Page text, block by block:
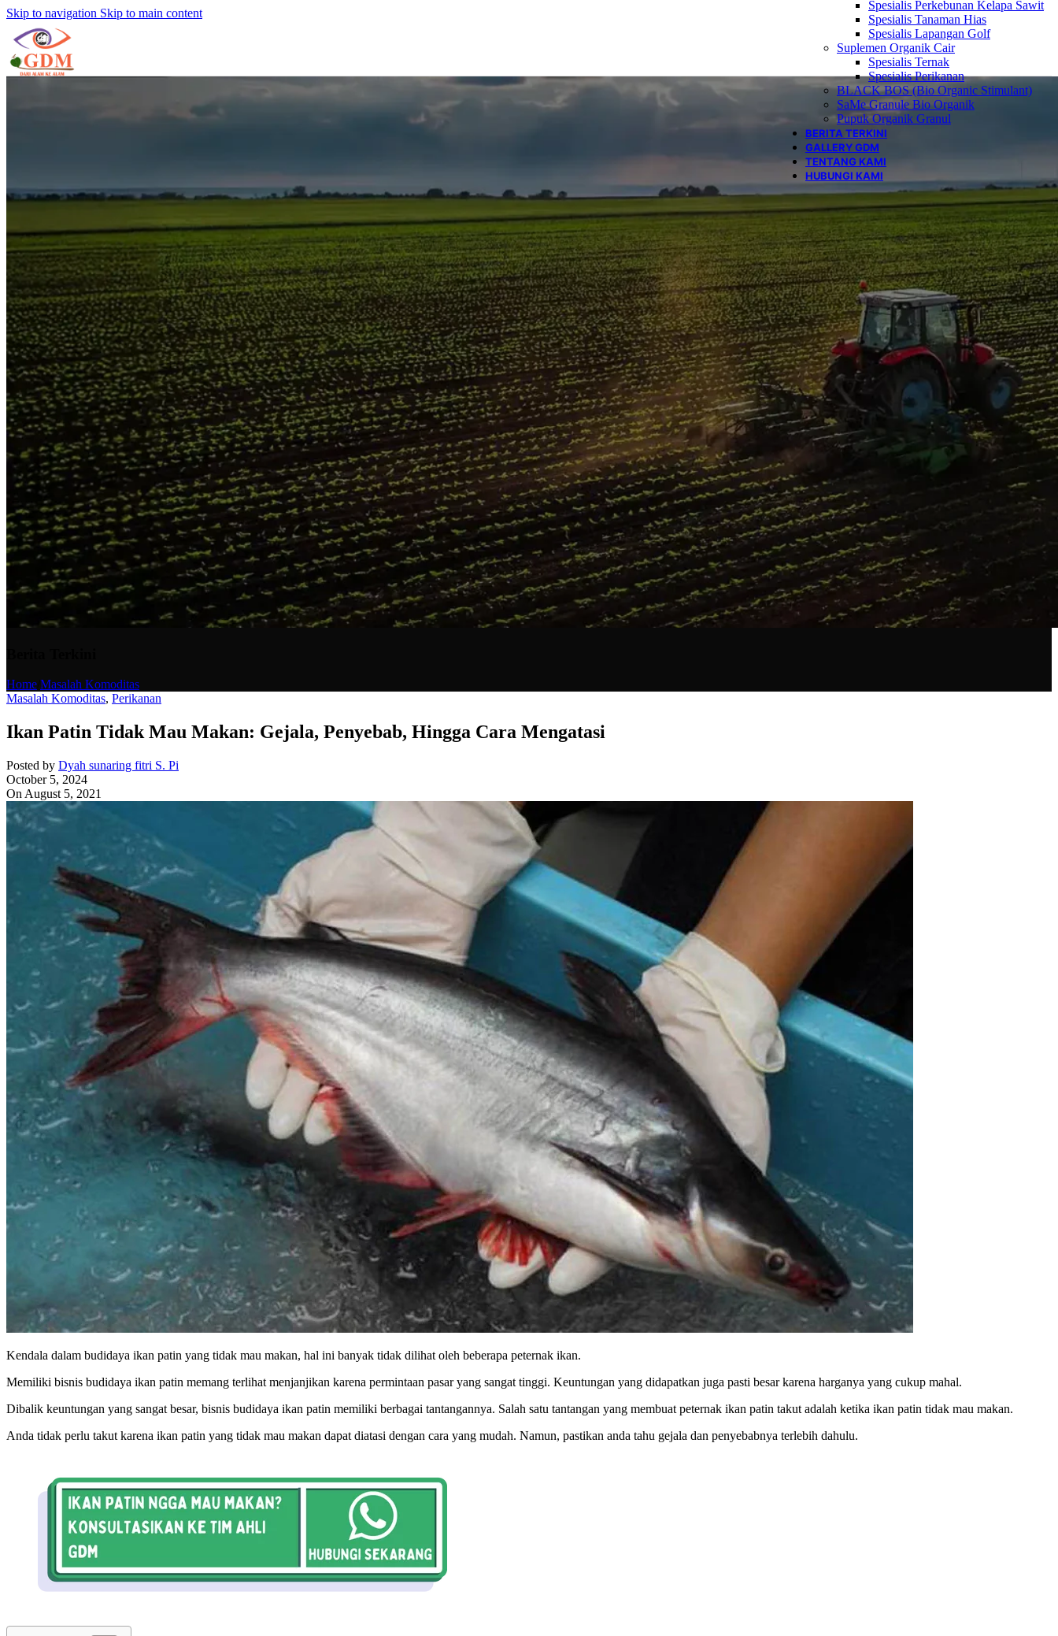
Skip to navigation Skip to main content
Spesialis Perkebunan Kelapa Sawit
Spesialis Tanaman Hias
Spesialis Lapangan Golf
Suplemen Organik Cair
Spesialis Ternak
Spesialis Perikanan
BLACK BOS (Bio Organic Stimulant)
SaMe Granule Bio Organik
Pupuk Organik Granul
BERITA TERKINI
GALLERY GDM
TENTANG KAMI
HUBUNGI KAMI
Home Masalah Komoditas
Masalah Komoditas, Perikanan
Ikan Patin Tidak Mau Makan: Gejala, Penyebab, Hingga Cara Mengatasi
Posted by Dyah sunaring fitri S. Pi
October 5, 2024
On August 5, 2021
Kendala dalam budidaya ikan patin yang tidak mau makan, hal ini banyak tidak dilihat oleh beberapa peternak ikan.
Memiliki bisnis budidaya ikan patin memang terlihat menjanjikan karena permintaan pasar yang sangat tinggi. Keuntungan yang didapatkan juga pasti besar karena harganya yang cukup mahal.
Dibalik keuntungan yang sangat besar, bisnis budidaya ikan patin memiliki berbagai tantangannya. Salah satu tantangan yang membuat peternak ikan patin takut adalah ketika ikan patin tidak mau makan.
Anda tidak perlu takut karena ikan patin yang tidak mau makan dapat diatasi dengan cara yang mudah. Namun, pastikan anda tahu gejala dan penyebabnya terlebih dahulu.